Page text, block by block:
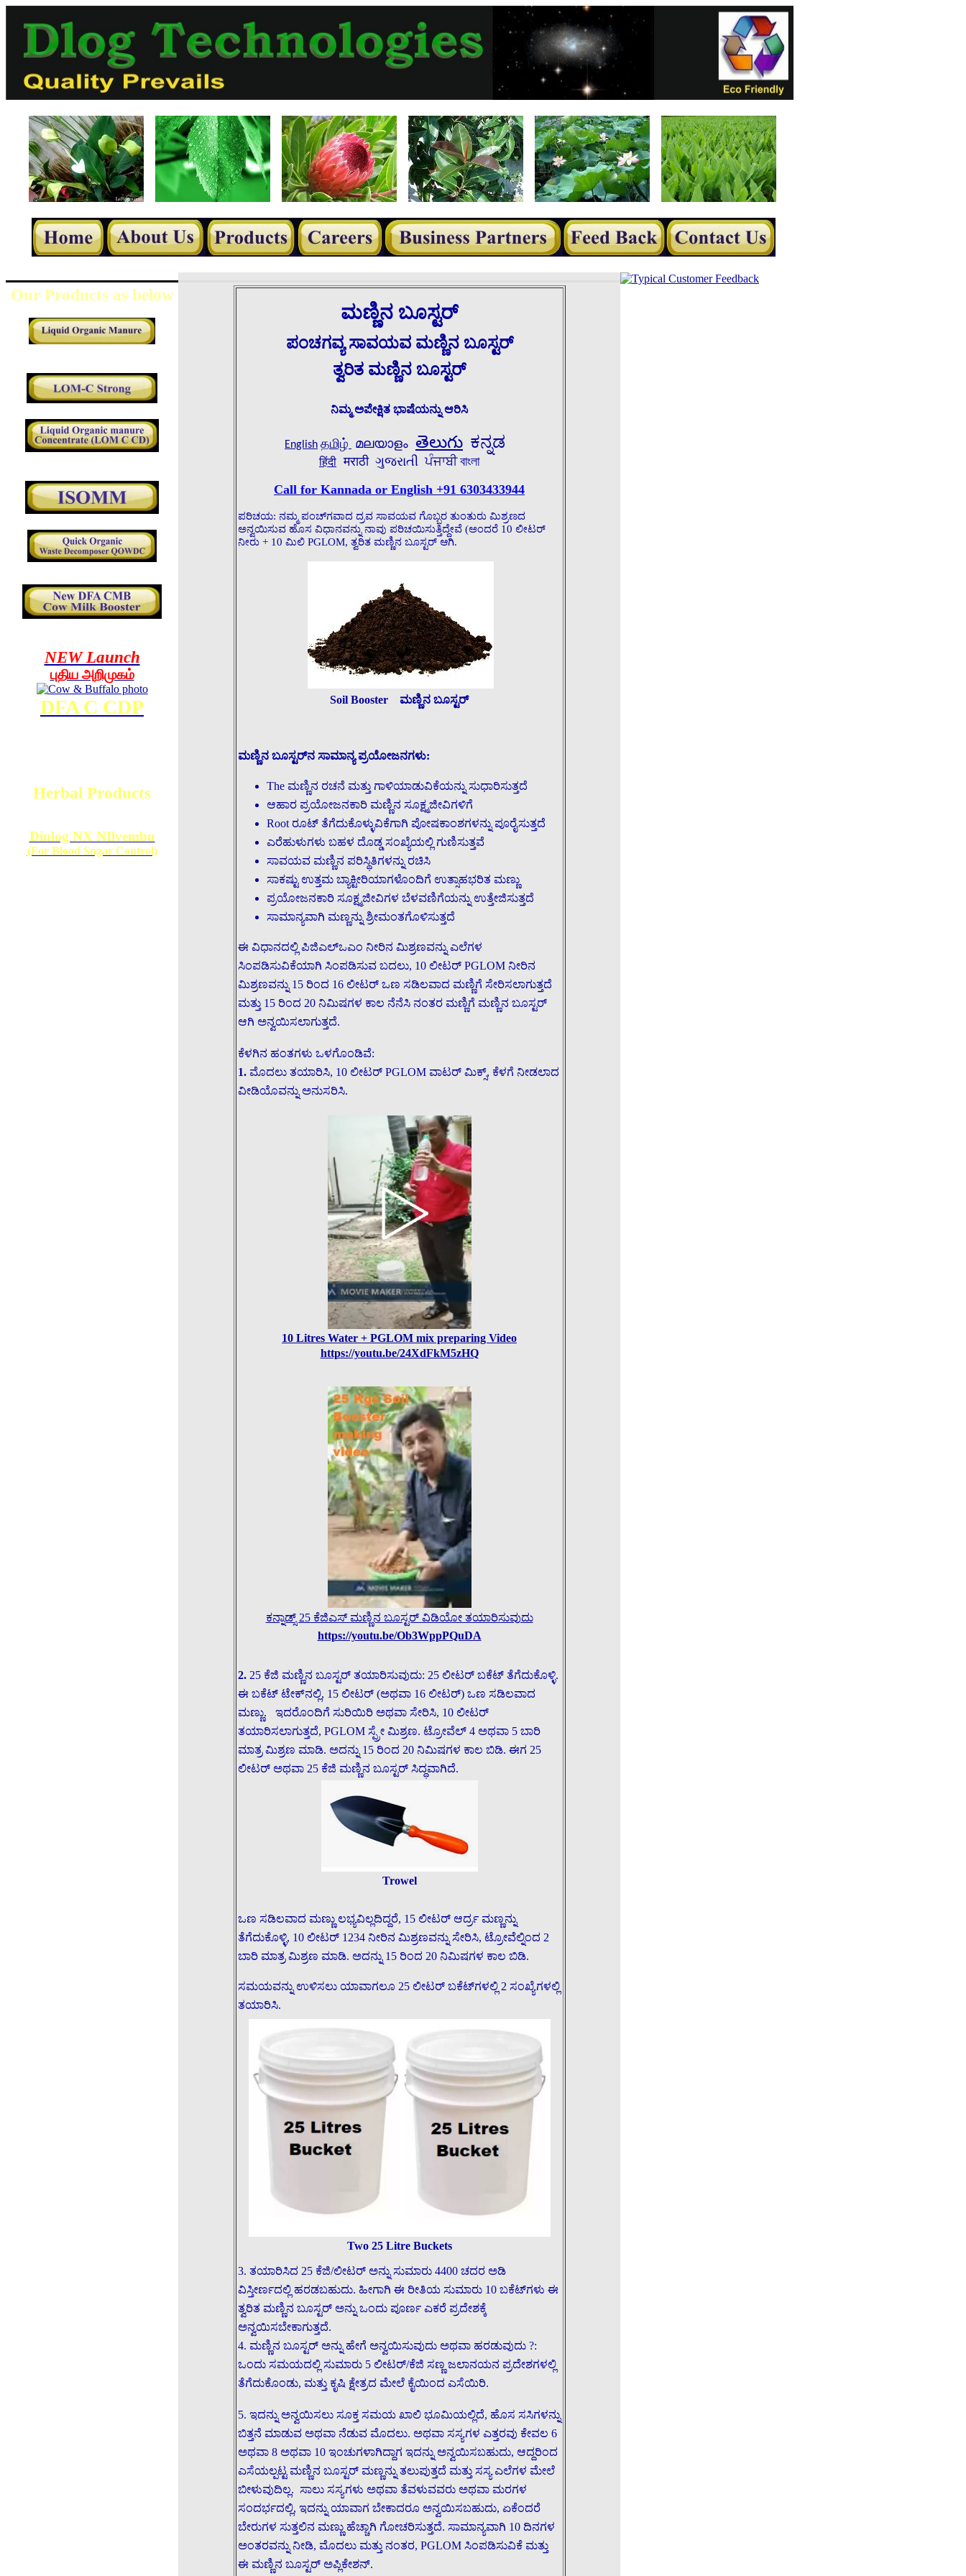
Our Products as below
NEW Launch
புதிய அறிமுகம்
DFA C CDP
Herbal Products
Dinlog NX NIlvembu
(For Blood Sugar Control)
ಮಣ್ಣಿನ ಬೂಸ್ಟರ್
ಪಂಚಗವ್ಯ ಸಾವಯವ ಮಣ್ಣಿನ ಬೂಸ್ಟರ್
ತ್ವರಿತ ಮಣ್ಣಿನ ಬೂಸ್ಟರ್
ನಿಮ್ಮ ಅಪೇಕ್ಷಿತ ಭಾಷೆಯನ್ನು ಆರಿಸಿ
English தமிழ் മലയാളം తెలుగు ಕನ್ನಡ
हिंदी मराठी ગુજરાતી ਪੰਜਾਬੀ বাংলা
Call for Kannada or English +91 6303433944
ಪರಿಚಯ: ನಮ್ಮ ಪಂಚ್‌ಗವಾದ ದ್ರವ ಸಾವಯವ ಗೊಬ್ಬರ ತುಂತುರು ಮಿಶ್ರಣದ
ಅನ್ವಯಿಸುವ ಹೊಸ ವಿಧಾನವನ್ನು ನಾವು ಪರಿಚಯಿಸುತ್ತಿದ್ದೇವೆ (ಅಂದರೆ 10 ಲೀಟರ್
ನೀರು + 10 ಮಿಲಿ PGLOM, ತ್ವರಿತ ಮಣ್ಣಿನ ಬೂಸ್ಟರ್ ಆಗಿ.
Soil Booster ಮಣ್ಣಿನ ಬೂಸ್ಟರ್
ಮಣ್ಣಿನ ಬೂಸ್ಟರ್‌ನ ಸಾಮಾನ್ಯ ಪ್ರಯೋಜನಗಳು:
The ಮಣ್ಣಿನ ರಚನೆ ಮತ್ತು ಗಾಳಿಯಾಡುವಿಕೆಯನ್ನು ಸುಧಾರಿಸುತ್ತದೆ
ಆಹಾರ ಪ್ರಯೋಜನಕಾರಿ ಮಣ್ಣಿನ ಸೂಕ್ಷ್ಮಜೀವಿಗಳಿಗೆ
Root ರೂಟ್ ತೆಗೆದುಕೊಳ್ಳುವಿಕೆಗಾಗಿ ಪೋಷಕಾಂಶಗಳನ್ನು ಪೂರೈಸುತ್ತದೆ
ಎರೆಹುಳುಗಳು ಬಹಳ ದೊಡ್ಡ ಸಂಖ್ಯೆಯಲ್ಲಿ ಗುಣಿಸುತ್ತವೆ
ಸಾವಯವ ಮಣ್ಣಿನ ಪರಿಸ್ಥಿತಿಗಳನ್ನು ರಚಿಸಿ
ಸಾಕಷ್ಟು ಉತ್ತಮ ಬ್ಯಾಕ್ಟೀರಿಯಾಗಳೊಂದಿಗೆ ಉತ್ಸಾಹಭರಿತ ಮಣ್ಣು
ಪ್ರಯೋಜನಕಾರಿ ಸೂಕ್ಷ್ಮಜೀವಿಗಳ ಬೆಳವಣಿಗೆಯನ್ನು ಉತ್ತೇಜಿಸುತ್ತದೆ
ಸಾಮಾನ್ಯವಾಗಿ ಮಣ್ಣನ್ನು ಶ್ರೀಮಂತಗೊಳಿಸುತ್ತದೆ
ಈ ವಿಧಾನದಲ್ಲಿ ಪಿಜಿಎಲ್‌ಒಎಂ ನೀರಿನ ಮಿಶ್ರಣವನ್ನು ಎಲೆಗಳ
ಸಿಂಪಡಿಸುವಿಕೆಯಾಗಿ ಸಿಂಪಡಿಸುವ ಬದಲು, 10 ಲೀಟರ್ PGLOM ನೀರಿನ
ಮಿಶ್ರಣವನ್ನು 15 ರಿಂದ 16 ಲೀಟರ್ ಒಣ ಸಡಿಲವಾದ ಮಣ್ಣಿಗೆ ಸೇರಿಸಲಾಗುತ್ತದೆ
ಮತ್ತು 15 ರಿಂದ 20 ನಿಮಿಷಗಳ ಕಾಲ ನೆನೆಸಿ ನಂತರ ಮಣ್ಣಿಗೆ ಮಣ್ಣಿನ ಬೂಸ್ಟರ್
ಆಗಿ ಅನ್ವಯಿಸಲಾಗುತ್ತದೆ.
ಕೆಳಗಿನ ಹಂತಗಳು ಒಳಗೊಂಡಿವೆ:
1.ಮೊದಲು ತಯಾರಿಸಿ, 10 ಲೀಟರ್ PGLOM ವಾಟರ್ ಮಿಕ್ಸ್, ಕೆಳಗೆ ನೀಡಲಾದ
ವೀಡಿಯೊವನ್ನು ಅನುಸರಿಸಿ.
10 Litres Water + PGLOM mix preparing Video
https://youtu.be/24XdFkM5zHQ
ಕನ್ನಾಡ್ಸ್ 25 ಕೆಜಿಎಸ್ ಮಣ್ಣಿನ ಬೂಸ್ಟರ್ ವಿಡಿಯೋ ತಯಾರಿಸುವುದು
https://youtu.be/Ob3WppPQuDA
2.25 ಕೆಜಿ ಮಣ್ಣಿನ ಬೂಸ್ಟರ್ ತಯಾರಿಸುವುದು: 25 ಲೀಟರ್ ಬಕೆಟ್ ತೆಗೆದುಕೊಳ್ಳಿ.
ಈ ಬಕೆಟ್ ಟೇಕ್‌ನಲ್ಲಿ, 15 ಲೀಟರ್ (ಅಥವಾ 16 ಲೀಟರ್) ಒಣ ಸಡಿಲವಾದ
ಮಣ್ಣು. ಇದರೊಂದಿಗೆ ಸುರಿಯಿರಿ ಅಥವಾ ಸೇರಿಸಿ, 10 ಲೀಟರ್
ತಯಾರಿಸಲಾಗುತ್ತದೆ, PGLOM ಸ್ಪ್ರೇ ಮಿಶ್ರಣ. ಟ್ರೋವೆಲ್ 4 ಅಥವಾ 5 ಬಾರಿ
ಮಾತ್ರ ಮಿಶ್ರಣ ಮಾಡಿ. ಅದನ್ನು 15 ರಿಂದ 20 ನಿಮಿಷಗಳ ಕಾಲ ಬಿಡಿ. ಈಗ 25
ಲೀಟರ್ ಅಥವಾ 25 ಕೆಜಿ ಮಣ್ಣಿನ ಬೂಸ್ಟರ್ ಸಿದ್ಧವಾಗಿದೆ.
Trowel
ಒಣ ಸಡಿಲವಾದ ಮಣ್ಣು ಲಭ್ಯವಿಲ್ಲದಿದ್ದರೆ, 15 ಲೀಟರ್ ಆರ್ದ್ರ ಮಣ್ಣನ್ನು
ತೆಗೆದುಕೊಳ್ಳಿ, 10 ಲೀಟರ್ 1234 ನೀರಿನ ಮಿಶ್ರಣವನ್ನು ಸೇರಿಸಿ, ಟ್ರೋವೆಲ್ನಿಂದ 2
ಬಾರಿ ಮಾತ್ರ ಮಿಶ್ರಣ ಮಾಡಿ. ಅದನ್ನು 15 ರಿಂದ 20 ನಿಮಿಷಗಳ ಕಾಲ ಬಿಡಿ.
ಸಮಯವನ್ನು ಉಳಿಸಲು ಯಾವಾಗಲೂ 25 ಲೀಟರ್ ಬಕೆಟ್‌ಗಳಲ್ಲಿ 2 ಸಂಖ್ಯೆಗಳಲ್ಲಿ
ತಯಾರಿಸಿ.
Two 25 Litre Buckets
3. ತಯಾರಿಸಿದ 25 ಕೆಜಿ/ಲೀಟರ್ ಅನ್ನು ಸುಮಾರು 4400 ಚದರ ಅಡಿ
ವಿಸ್ತೀರ್ಣದಲ್ಲಿ ಹರಡಬಹುದು. ಹೀಗಾಗಿ ಈ ರೀತಿಯ ಸುಮಾರು 10 ಬಕೆಟ್‌ಗಳು ಈ
ತ್ವರಿತ ಮಣ್ಣಿನ ಬೂಸ್ಟರ್ ಅನ್ನು ಒಂದು ಪೂರ್ಣ ಎಕರೆ ಪ್ರದೇಶಕ್ಕೆ
ಅನ್ವಯಿಸಬೇಕಾಗುತ್ತದೆ.
4. ಮಣ್ಣಿನ ಬೂಸ್ಟರ್ ಅನ್ನು ಹೇಗೆ ಅನ್ವಯಿಸುವುದು ಅಥವಾ ಹರಡುವುದು ?:
ಒಂದು ಸಮಯದಲ್ಲಿ ಸುಮಾರು 5 ಲೀಟರ್/ಕೆಜಿ ಸಣ್ಣ ಜಲಾನಯನ ಪ್ರದೇಶಗಳಲ್ಲಿ
ತೆಗೆದುಕೊಂಡು, ಮತ್ತು ಕೃಷಿ ಕ್ಷೇತ್ರದ ಮೇಲೆ ಕೈಯಿಂದ ಎಸೆಯಿರಿ.
5. ಇದನ್ನು ಅನ್ವಯಿಸಲು ಸೂಕ್ತ ಸಮಯ ಖಾಲಿ ಭೂಮಿಯಲ್ಲಿದೆ, ಹೊಸ ಸಸಿಗಳನ್ನು
ಬಿತ್ತನೆ ಮಾಡುವ ಅಥವಾ ನೆಡುವ ಮೊದಲು. ಅಥವಾ ಸಸ್ಯಗಳ ಎತ್ತರವು ಕೇವಲ 6
ಅಥವಾ 8 ಅಥವಾ 10 ಇಂಚುಗಳಾಗಿದ್ದಾಗ ಇದನ್ನು ಅನ್ವಯಿಸಬಹುದು, ಆದ್ದರಿಂದ
ಎಸೆಯಲ್ಪಟ್ಟ ಮಣ್ಣಿನ ಬೂಸ್ಟರ್ ಮಣ್ಣನ್ನು ತಲುಪುತ್ತದೆ ಮತ್ತು ಸಸ್ಯ ಎಲೆಗಳ ಮೇಲೆ
ಬೀಳುವುದಿಲ್ಲ. ಸಾಲು ಸಸ್ಯಗಳು ಅಥವಾ ತೆವಳುವವರು ಅಥವಾ ಮರಗಳ
ಸಂದರ್ಭದಲ್ಲಿ, ಇದನ್ನು ಯಾವಾಗ ಬೇಕಾದರೂ ಅನ್ವಯಿಸಬಹುದು, ಏಕೆಂದರೆ
ಬೇರುಗಳ ಸುತ್ತಲಿನ ಮಣ್ಣು ಹೆಚ್ಚಾಗಿ ಗೋಚರಿಸುತ್ತದೆ. ಸಾಮಾನ್ಯವಾಗಿ 10 ದಿನಗಳ
ಅಂತರವನ್ನು ನೀಡಿ, ಮೊದಲು ಮತ್ತು ನಂತರ, PGLOM ಸಿಂಪಡಿಸುವಿಕೆ ಮತ್ತು
ಈ ಮಣ್ಣಿನ ಬೂಸ್ಟರ್ ಅಪ್ಲಿಕೇಶನ್.